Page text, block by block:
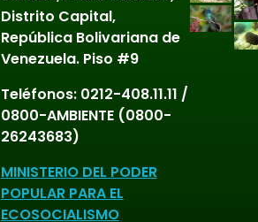
Distrito Capital,
República Bolivariana de
Venezuela. Piso #9
Teléfonos:0212-408.11.11 /
0800-AMBIENTE (0800-
26243683)
MINISTERIO DEL PODER
POPULAR PARA EL
ECOSOCIALISMO